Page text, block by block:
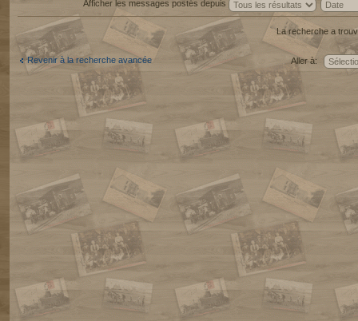
Afficher les messages postés depuis
La recherche a
Revenir à la recherche avancée Aller à: